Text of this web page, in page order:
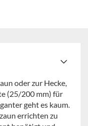
oder zur Hecke,
(25/200 mm) für
geht es kaum.
errichten zu